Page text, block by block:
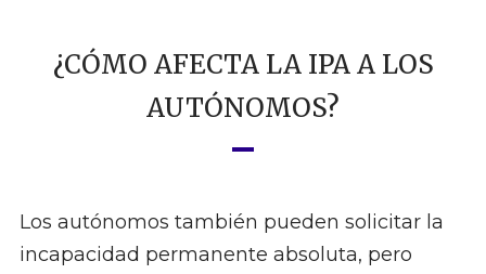
¿CÓMO AFECTA LA IPA A LOS
AUTÓNOMOS?
Los autónomos también pueden solicitar la
incapacidad permanente absoluta, pero